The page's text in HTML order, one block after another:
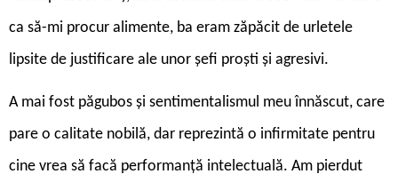
ca să-mi procur alimente, ba eram zăpăcit de urletele
lipsite de justificare ale unor șefi proști și agresivi.
A mai fost păgubos și sentimentalismul meu înnăscut, care
pare o calitate nobilă, dar reprezintă o infirmitate pentru
cine vrea să facă performanță intelectuală. Am pierdut